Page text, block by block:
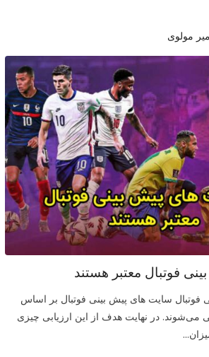
مولوی
فوتبال معتبر هستند
فوتبال سایت های پیش بینی فوتبال بر اساس
می‌شوند. در نهایت هدف از این ارزیابی چیزی